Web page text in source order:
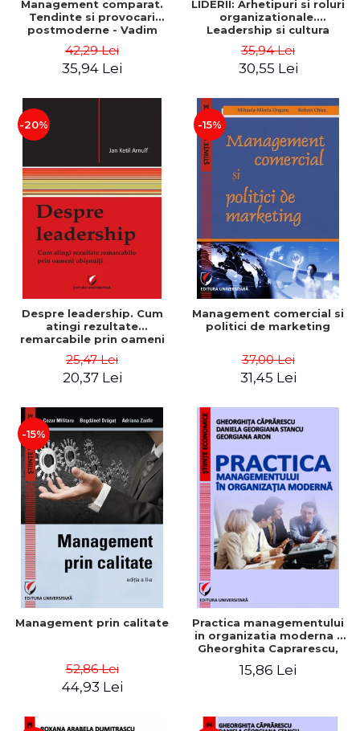
Management comparat.
Tendinte si provocari
postmoderne - Vadim
42,29 Lei
35,94 Lei
LIDERII: Arhetipuri si roluri
organizationale.
Leadership si cultura
Dumitrascu
35,94 Lei
30,55 Lei
-20%
Despre leadership. Cum
atingi rezultate
remarcabile prin oameni
25,47 Lei
20,37 Lei
-15%
Management comercial si
politici de marketing
37,00 Lei
31,45 Lei
-15%
Management prin calitate
52,86 Lei
44,93 Lei
Practica managementului
in organizatia moderna -
Gheorghita Caprarescu,
Georgiana Aron
15,86 Lei